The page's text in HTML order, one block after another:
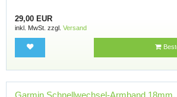
29,00 EUR
inkl. MwSt. zzgl. Versand
Garmin Schnellwechsel-Armband